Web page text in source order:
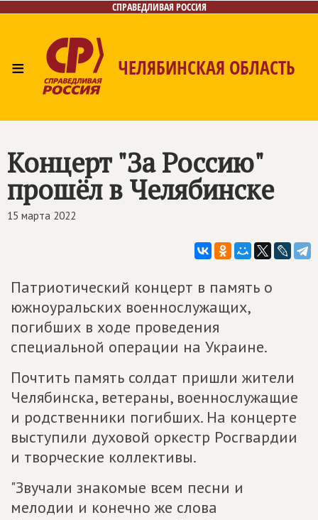
СПРАВЕДЛИВАЯ РОССИЯ
≡ ЧЕЛЯБИНСКАЯ ОБЛАСТЬ
Контакты
Концерт "За Россию"
прошёл в Челябинске
15 марта 2022
Патриотический концерт в память о
южноуральских военнослужащих,
погибших в ходе проведения
специальной операции на Украине.
Почтить память солдат пришли жители
Челябинска, ветераны, военнослужащие
и родственники погибших. На концерте
выступили духовой оркестр Росгвардии
и творческие коллективы.
"Звучали знакомые всем песни и
мелодии и конечно же слова